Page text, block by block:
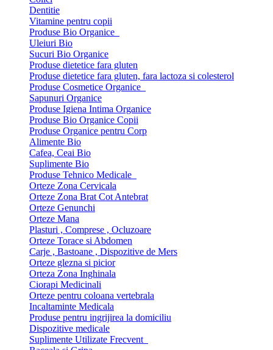
Dentitie
Vitamine pentru copii
Produse Bio Organice
Uleiuri Bio
Sucuri Bio Organice
Produse dietetice fara gluten
Produse dietetice fara gluten, fara lactoza si colesterol
Produse Cosmetice Organice
Sapunuri Organice
Produse Igiena Intima Organice
Produse Bio Organice Copii
Produse Organice pentru Corp
Alimente Bio
Cafea, Ceai Bio
Suplimente Bio
Produse Tehnico Medicale
Orteze Zona Cervicala
Orteze Zona Brat Cot Antebrat
Orteze Genunchi
Orteze Mana
Plasturi , Comprese , Ocluzoare
Orteze Torace si Abdomen
Carje , Bastoane , Dispozitive de Mers
Orteze glezna si picior
Orteza Zona Inghinala
Ciorapi Medicinali
Orteze pentru coloana vertebrala
Incaltaminte Medicala
Produse pentru ingrijirea la domiciliu
Dispozitive medicale
Suplimente Utilizate Frecvent